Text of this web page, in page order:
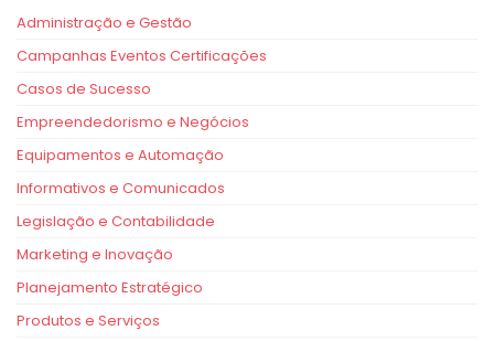
Administração e Gestão
Campanhas Eventos Certificações
Casos de Sucesso
Empreendedorismo e Negócios
Equipamentos e Automação
Informativos e Comunicados
Legislação e Contabilidade
Marketing e Inovação
Planejamento Estratégico
Produtos e Serviços